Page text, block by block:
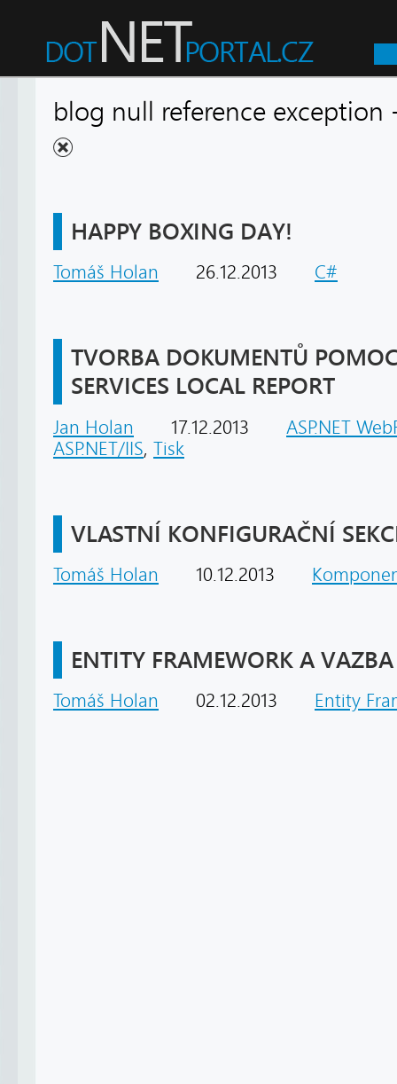
blog null reference
HAPPY BOXING DAY!
Tomáš Holan 26.12.2013 C#
TVORBA DOKUMENTŮ
SERVICES LOCAL REPORT
Jan Holan 17.12.2013
ASP.NET
ASP.NET/IIS, Tisk
VLASTNÍ KONFIGURAČNÍ
Tomáš Holan 10.12.2013
ENTITY FRAMEWORK A
Tomáš Holan 02.12.2013 Entity